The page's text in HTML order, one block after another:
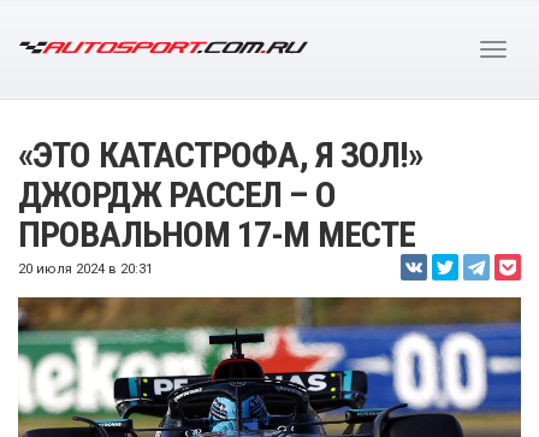
«ЭТО КАТАСТРОФА, Я ЗОЛ!»
ДЖОРДЖ РАССЕЛ – О
ПРОВАЛЬНОМ 17-М МЕСТЕ
20 июля 2024 в 20:31